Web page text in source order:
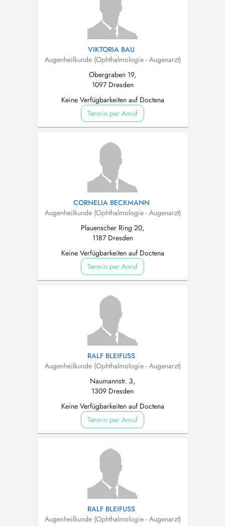
VIKTORIA BAU
Augenheilkunde (Ophthalmologie - Augenarzt)
Obergraben 19,
1097 Dresden
Keine Verfügbarkeiten auf Doctena
Termin per Anruf
CORNELIA BECKMANN
Augenheilkunde (Ophthalmologie - Augenarzt)
Plauenscher Ring 20,
1187 Dresden
Keine Verfügbarkeiten auf Doctena
Termin per Anruf
RALF BLEIFUSS
Augenheilkunde (Ophthalmologie - Augenarzt)
Naumannstr. 3,
1309 Dresden
Keine Verfügbarkeiten auf Doctena
Termin per Anruf
RALF BLEIFUSS
Augenheilkunde (Ophthalmologie - Augenarzt)